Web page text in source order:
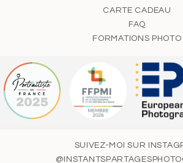
CARTE CADEAU
FAQ
FORMATIONS PHOTO
SUIVEZ-MOI SUR